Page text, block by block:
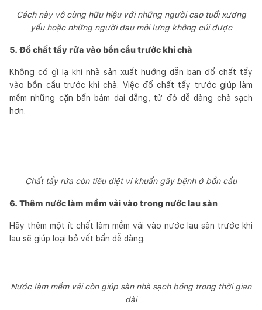
Cách này vô cùng hữu hiệu với những người cao tuổi xương
yếu hoặc những người đau mỏi lưng không cúi được
5. Đổ chất tẩy rửa vào bồn cầu trước khi chà
Không có gì lạ khi nhà sản xuất hướng dẫn bạn đổ chất tẩy
vào bồn cầu trước khi chà. Việc đổ chất tẩy trước giúp làm
mềm những cặn bẩn bám dai dẳng, từ đó dễ dàng chà sạch
hơn.
Chất tẩy rửa còn tiêu diệt vi khuẩn gây bệnh ở bồn cầu
6. Thêm nước làm mềm vải vào trong nước lau sàn
Hãy thêm một ít chất làm mềm vải vào nước lau sàn trước khi
lau sẽ giúp loại bỏ vết bẩn dễ dàng.
Nước làm mềm vải còn giúp sàn nhà sạch bóng trong thời gian
dài